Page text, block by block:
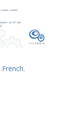
French.